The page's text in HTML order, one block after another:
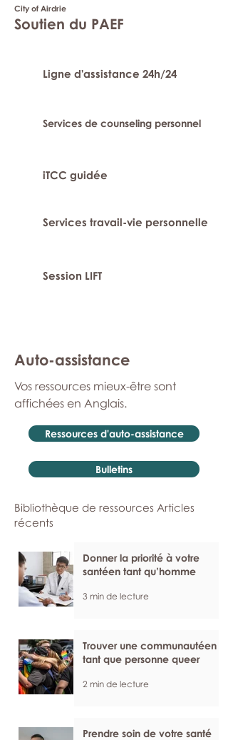
City of Airdrie
Soutien du PAEF
Ligne d'assistance 24h/24
Services de counseling personnel
iTCC guidée
Services travail-vie personnelle
Session LIFT
Auto-assistance
Vos ressources mieux-être sont
affichées en Anglais.
Ressources d'auto-assistance
Bulletins
Bibliothèque de ressources Articles
récents
Donner la priorité à votre
santéen tant qu’homme
3 min de lecture
Trouver une communautéen
tant que personne queer
2 min de lecture
Prendre soin de votre santé